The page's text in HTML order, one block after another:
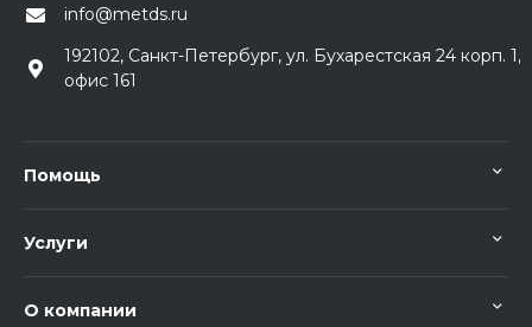
info@metds.ru
192102, Санкт-Петербург, ул. Бухарестская 24 корп. 1,
офис 161
Помощь
Услуги
О компании